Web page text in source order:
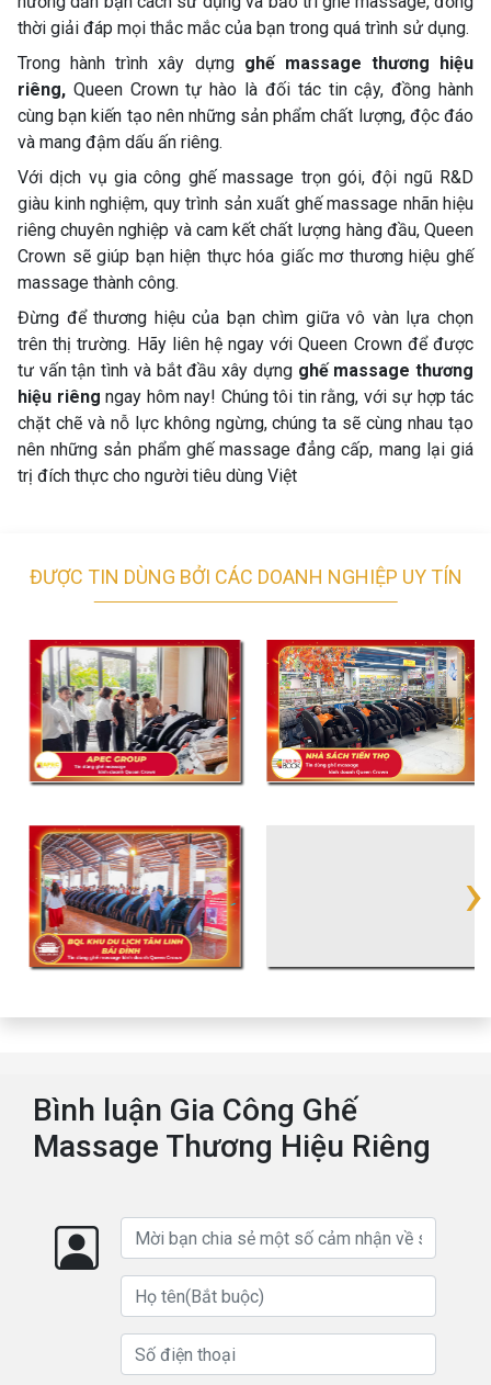
thời giải đáp mọi thắc mắc của bạn trong quá trình sử dụng.
Trong hành trình xây dựngghế massage thương hiệu
riêng, Queen Crown tự hào là đối tác tin cậy, đồng hành
cùng bạn kiến tạo nên những sản phẩm chất lượng, độc đáo
và mang đậm dấu ấn riêng.
Với dịch vụ gia công ghế massage trọn gói, đội ngũ R&D
giàu kinh nghiệm, quy trình sản xuất ghế massage nhãn hiệu
riêng chuyên nghiệp và cam kết chất lượng hàng đầu, Queen
Crown sẽ giúp bạn hiện thực hóa giấc mơ thương hiệu ghế
massage thành công.
Đừng để thương hiệu của bạn chìm giữa vô vàn lựa chọn
trên thị trường. Hãy liên hệ ngay với Queen Crown để được
tư vấn tận tình và bắt đầu xây dựng ghế massage thương
hiệu riêng ngay hôm nay! Chúng tôi tin rằng, với sự hợp tác
chặt chẽ và nỗ lực không ngừng, chúng ta sẽ cùng nhau tạo
nên những sản phẩm ghế massage đẳng cấp, mang lại giá
trị đích thực cho người tiêu dùng Việt
ĐƯỢC TIN DÙNG BỞI CÁC DOANH NGHIỆP UY TÍN
›
Bình luận Gia Công Ghế
Massage Thương Hiệu Riêng